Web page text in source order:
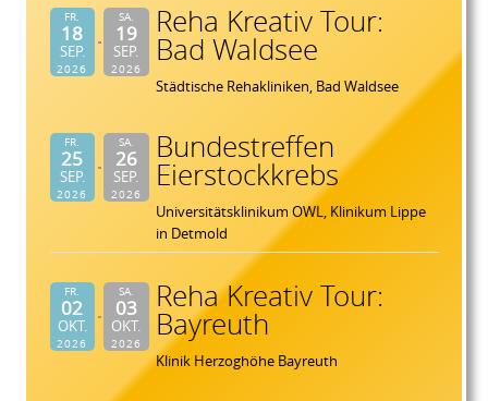
FR.
18
SEP.
2026
SA.
19
SEP.
2026
Reha Kreativ Tour:
Bad Waldsee
Städtische Rehakliniken, Bad Waldsee
FR.
25
SEP.
2026
SA.
26
SEP.
2026
Bundestreffen
Eierstockkrebs
Universitätsklinikum OWL, Klinikum Lippe
in Detmold
FR.
02
OKT.
2026
SA.
03
OKT.
2026
Reha Kreativ Tour:
Bayreuth
Klinik Herzoghöhe Bayreuth